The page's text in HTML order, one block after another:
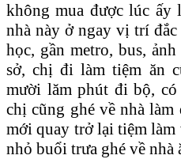
không mua được lúc ấy
nhà này ở ngay vị trí
học, gần metro, bus,
sở, chị đi làm tiệm ăn
mười lăm phút đi bộ,
chị cũng ghé về nhà
mới quay trở lại tiệm làm
nhỏ buổi trưa ghé về